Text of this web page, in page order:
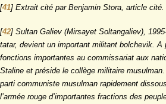
[41] Extrait cité par Benjamin Stora, article cité.
[42] Sultan Galiev (Mirsayet Soltangaliev),
tatar, devient un important militant bolchevik. A
fonctions importantes au commissariat aux
Staline et préside le collège militaire
parti communiste musulman rapidement
l’armée rouge d’importantes fractions des